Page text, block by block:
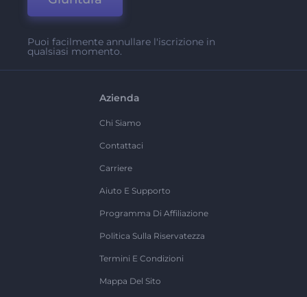
Puoi facilmente annullare l'iscrizione in
qualsiasi momento.
Azienda
Chi Siamo
Contattaci
Carriere
Aiuto E Supporto
Programma Di Affiliazione
Politica Sulla Riservatezza
Termini E Condizioni
Mappa Del Sito